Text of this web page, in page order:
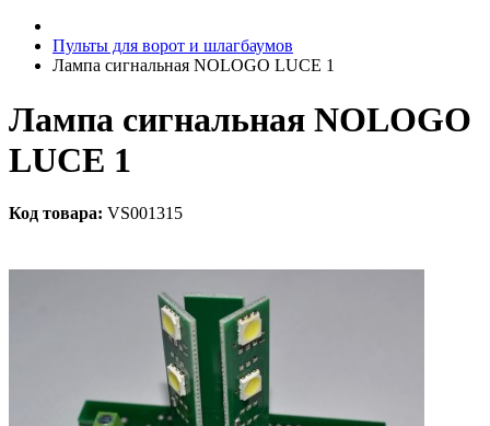
Пульты для ворот и шлагбаумов
Лампа сигнальная NOLOGO LUCE 1
Лампа сигнальная NOLOGO
LUCE 1
Код товара: VS001315